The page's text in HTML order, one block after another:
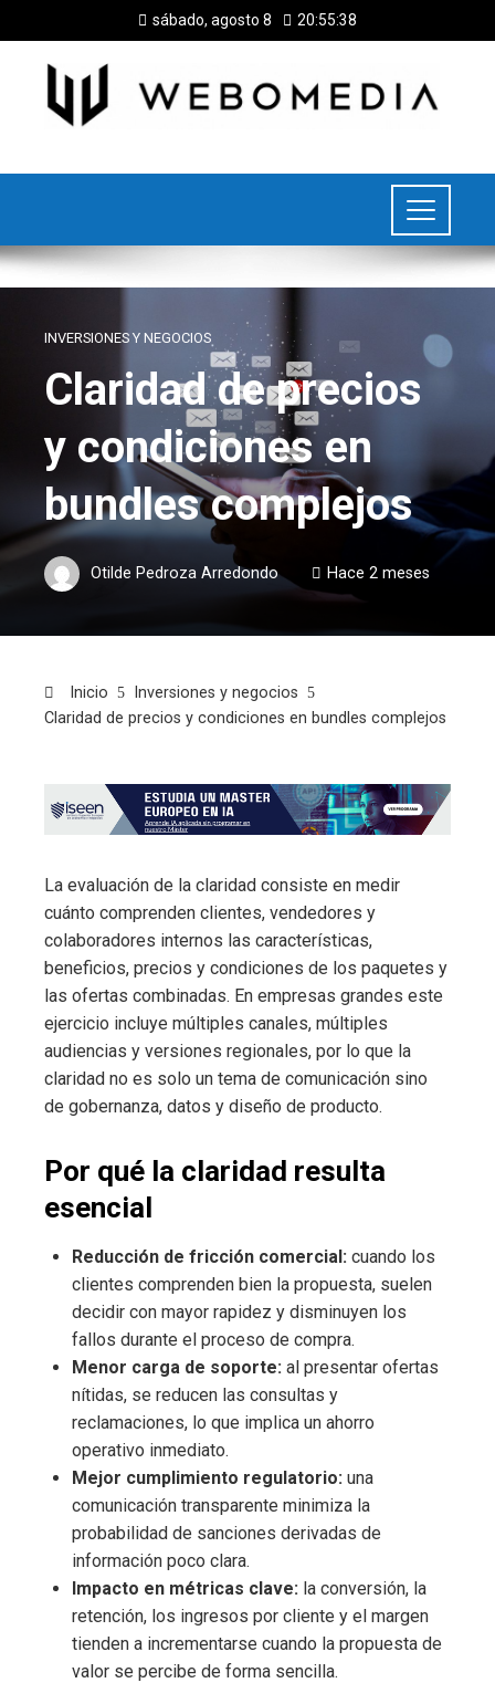
sábado, agosto 8 20:55:39
INVERSIONES Y NEGOCIOS
Claridad de precios
y condiciones en
bundles complejos
Otilde Pedroza Arredondo Hace 2 meses
Inicio
Inversiones y negocios
Claridad de precios y condiciones en bundles complejos
La evaluación de la claridad consiste en medir
cuánto comprenden clientes, vendedores y
colaboradores internos las características,
beneficios, precios y condiciones de los paquetes y
las ofertas combinadas. En empresas grandes este
ejercicio incluye múltiples canales, múltiples
audiencias y versiones regionales, por lo que la
claridad no es solo un tema de comunicación sino
de gobernanza, datos y diseño de producto.
Por qué la claridad resulta
esencial
Reducción de fricción comercial: cuando los
clientes comprenden bien la propuesta, suelen
decidir con mayor rapidez y disminuyen los
fallos durante el proceso de compra.
Menor carga de soporte: al presentar ofertas
nítidas, se reducen las consultas y
reclamaciones, lo que implica un ahorro
operativo inmediato.
Mejor cumplimiento regulatorio: una
comunicación transparente minimiza la
probabilidad de sanciones derivadas de
información poco clara.
Impacto en métricas clave: la conversión, la
retención, los ingresos por cliente y el margen
tienden a incrementarse cuando la propuesta de
valor se percibe de forma sencilla.